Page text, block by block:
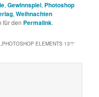
,Gewinnspiel, Photoshop
,Weihnachten
für den Permalink.
ELEMENTS 13“!“